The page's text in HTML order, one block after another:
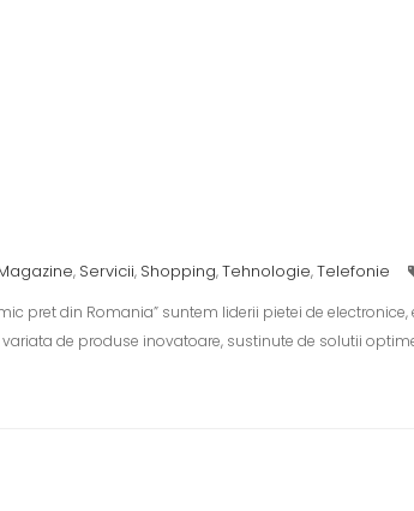
, Servicii, Shopping,Tehnologie,Telefonie
pret din Romania” suntem liderii pietei de
de produse inovatoare, sustinute de solutii